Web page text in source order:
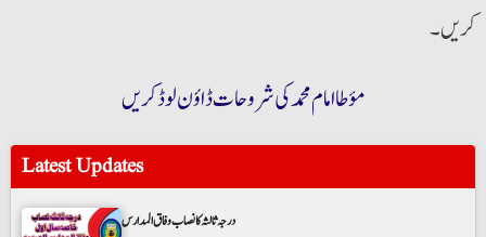
کریں۔
مؤطا امام محمد کی شروحات ڈاؤن لوڈ کریں
Latest Updates
درجہ ثالثہ کا نصاب وفاق المدارس